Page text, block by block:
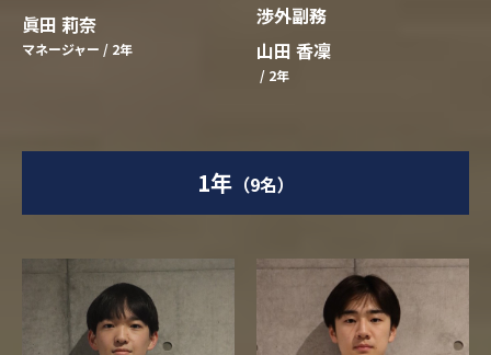
眞田 莉奈
マネージャー / 2年
渉外副務
山田 香凜
/ 2年
1年（9名）